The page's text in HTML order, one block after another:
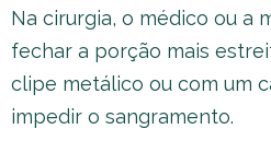
Na cirurgia, o médico ou a
fechar a porção mais
clipe metálico ou com um
impedir o sangramento.